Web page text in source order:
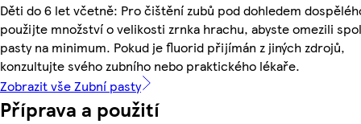
Děti do 6 let včetně: Pro čištění zubů pod dohledem
použijte množství o velikosti zrnka hrachu, abyste omezili
pasty na minimum. Pokud je fluorid přijímán z jiných zdrojů,
konzultujte svého zubního nebo praktického lékaře.
Zobrazit vše Zubní pasty
Příprava a použití